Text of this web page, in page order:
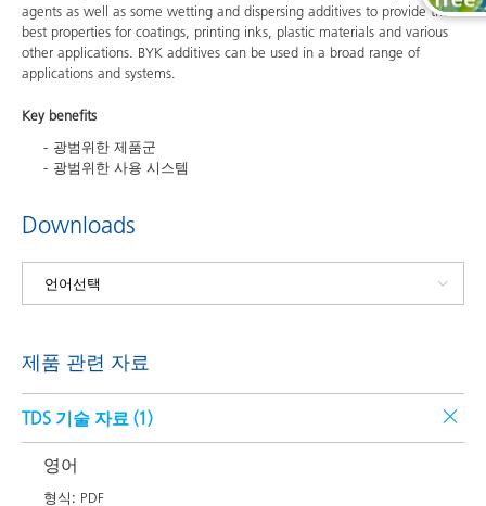
agents as well as some wetting and dispersing additives to provide the
best properties for coatings, printing inks, plastic materials and various
other applications. BYK additives can be used in a broad range of
applications and systems.
Key benefits
광범위한 제품군
광범위한 사용 시스템
Downloads
제품 관련 자료
TDS 기술 자료 (1)
영어
형식: PDF